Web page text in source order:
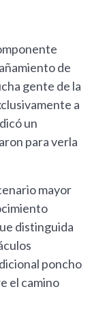
de
gente de la
a
un
para verla
mayor
distinguida
poncho
el camino